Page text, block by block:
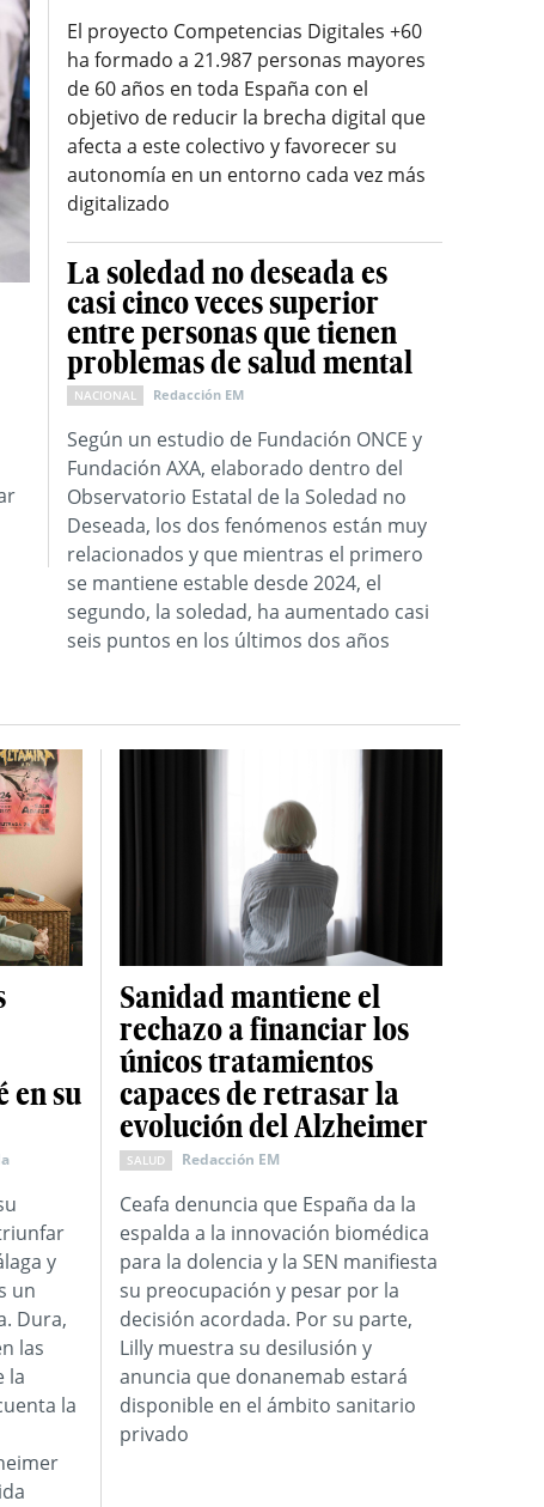
El proyecto Competencias Digitales +60
ha formado a 21.987 personas mayores
de 60 años en toda España con el
objetivo de reducir la brecha digital que
afecta a este colectivo y favorecer su
autonomía en un entorno cada vez más
digitalizado
La soledad no deseada es
casi cinco veces superior
entre personas que tienen
problemas de salud mental
NACIONAL Redacción EM
Según un estudio de Fundación ONCE y
Fundación AXA, elaborado dentro del
Observatorio Estatal de la Soledad no
Deseada, los dos fenómenos están muy
relacionados y que mientras el primero
se mantiene estable desde 2024, el
segundo, la soledad, ha aumentado casi
seis puntos en los últimos dos años
en su
y
un
Dura,
las
la
la
Sanidad mantiene el
rechazo a financiar los
únicos tratamientos
capaces de retrasar la
evolución del Alzheimer
SALUD Redacción EM
Ceafa denuncia que España da la
espalda a la innovación biomédica
para la dolencia y la SEN manifiesta
su preocupación y pesar por la
decisión acordada. Por su parte,
Lilly muestra su desilusión y
anuncia que donanemab estará
disponible en el ámbito sanitario
privado